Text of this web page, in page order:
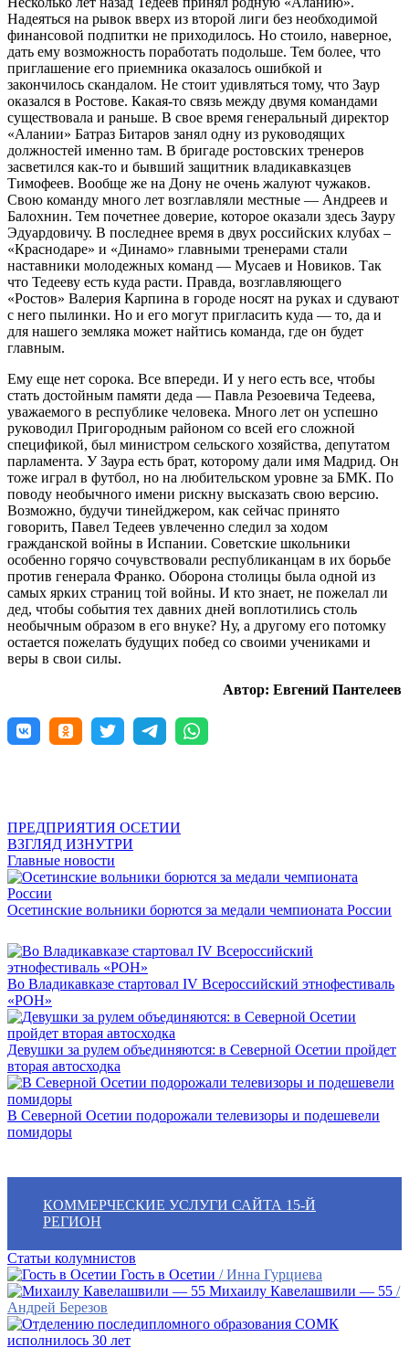
Надеяться на рывок вверх из второй лиги без необходимой
финансовой подпитки не приходилось. Но стоило, наверное,
дать ему возможность поработать подольше. Тем более, что
приглашение его приемника оказалось ошибкой и
закончилось скандалом. Не стоит удивляться тому, что Заур
оказался в Ростове. Какая-то связь между двумя командами
существовала и раньше. В свое время генеральный директор
«Алании» Батраз Битаров занял одну из руководящих
должностей именно там. В бригаде ростовских тренеров
засветился как-то и бывший защитник владикавказцев
Тимофеев. Вообще же на Дону не очень жалуют чужаков.
Свою команду много лет возглавляли местные — Андреев и
Балохнин. Тем почетнее доверие, которое оказали здесь Зауру
Эдуардовичу. В последнее время в двух российских клубах –
«Краснодаре» и «Динамо» главными тренерами стали
наставники молодежных команд — Мусаев и Новиков. Так
что Тедееву есть куда расти. Правда, возглавляющего
«Ростов» Валерия Карпина в городе носят на руках и сдувают
с него пылинки. Но и его могут пригласить куда — то, да и
для нашего земляка может найтись команда, где он будет
главным.
Ему еще нет сорока. Все впереди. И у него есть все, чтобы
стать достойным памяти деда — Павла Резоевича Тедеева,
уважаемого в республике человека. Много лет он успешно
руководил Пригородным районом со всей его сложной
спецификой, был министром сельского хозяйства, депутатом
парламента. У Заура есть брат, которому дали имя Мадрид. Он
тоже играл в футбол, но на любительском уровне за БМК. По
поводу необычного имени рискну высказать свою версию.
Возможно, будучи тинейджером, как сейчас принято
говорить, Павел Тедеев увлеченно следил за ходом
гражданской войны в Испании. Советские школьники
особенно горячо сочувствовали республиканцам в их борьбе
против генерала Франко. Оборона столицы была одной из
самых ярких страниц той войны. И кто знает, не пожелал ли
дед, чтобы события тех давних дней воплотились столь
необычным образом в его внуке? Ну, а другому его потомку
остается пожелать будущих побед со своими учениками и
веры в свои силы.
Автор: Евгений Пантелеев
ПРЕДПРИЯТИЯ ОСЕТИИ
ВЗГЛЯД ИЗНУТРИ
Главные новости
Осетинские вольники борются за медали чемпионата России
Во Владикавказе стартовал IV Всероссийский этнофестиваль
«РОН»
Девушки за рулем объединяются: в Северной Осетии пройдет
вторая автосходка
В Северной Осетии подорожали телевизоры и подешевели
помидоры
КОММЕРЧЕСКИЕ УСЛУГИ САЙТА 15-Й
РЕГИОН
Статьи колумнистов
Гость в Осетии / Инна Гурциева
Михаилу Кавелашвили — 55 /
Андрей Березов